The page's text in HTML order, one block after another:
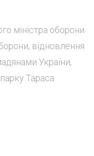
міністра оборони
відновлення
України,
Тараса